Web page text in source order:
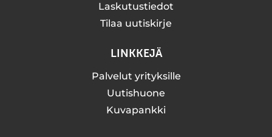
Laskutustiedot
Tilaa uutiskirje
LINKKEJÄ
Palvelut yrityksille
Uutishuone
Kuvapankki